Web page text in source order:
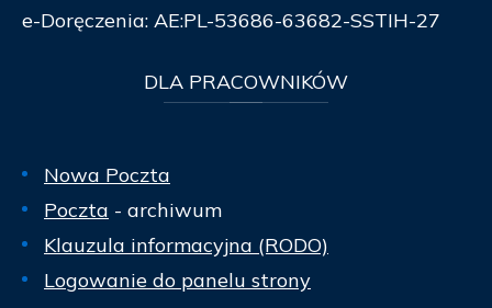
e-Doręczenia: AE:PL-53686-63682-SSTIH-27
DLA PRACOWNIKÓW
Nowa Poczta
Poczta - archiwum
Klauzula informacyjna (RODO)
Logowanie do panelu strony